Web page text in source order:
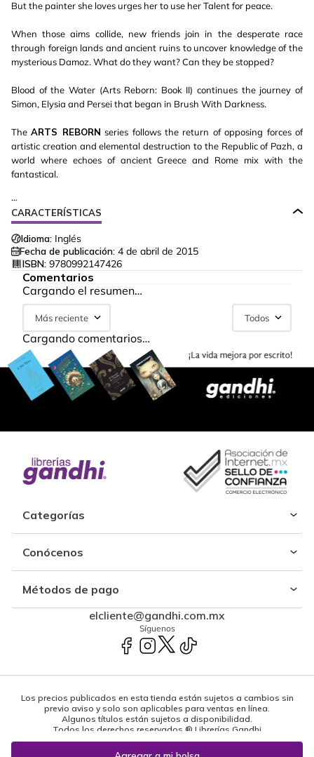
But the painter she loves urges her to use her Talent for peace.
When those aims collide, new friends join in the desperate race
through foreign lands and ancient ruins to uncover knowledge of the
mysterious Damoz. What do they want? Can they be stopped?
Blood of the Water (Arts Reborn: Book II) continues the journey of
Simon, Elysia and Persei that began in Brush With Darkness.
TheARTS REBORN series follows the return of opposing forces of
artistic creation and elemental destruction to the Republic of Pazh, a
world where echoes of ancient Greece and Rome mix with the
fantastical.
...
CARACTERÍSTICAS
Idioma: Inglés
Fecha de publicación: 4 de abril de 2015
ISBN: 9780992147426
Comentarios
Cargando el resumen…
Más reciente Todos
Cargando comentarios…
Categorías
Conócenos
Métodos de pago
elcliente@gandhi.com.mx
Síguenos
Los precios publicados en esta tienda están sujetos a cambios sin
previo aviso y solo son aplicables para ventas en línea.
Algunos títulos están sujetos a disponibilidad.
Todos los derechos reservados ® Librerías Gandhi